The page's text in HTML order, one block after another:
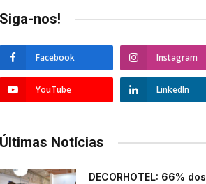
Siga-nos!
Facebook Instagram
YouTube LinkedIn
Últimas Notícias
DECORHOTEL: 66% dos